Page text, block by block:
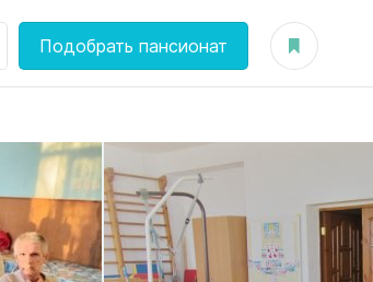
Подобрать пансионат